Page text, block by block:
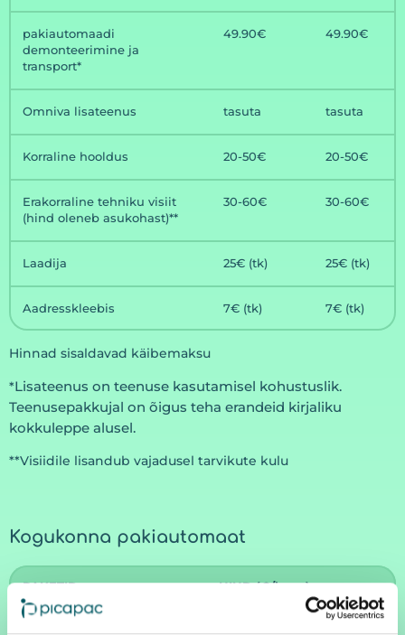
pakiautomaadi
demonteerimine ja
transport*
49.90€ 49.90€
Omniva lisateenus tasuta tasuta
Korraline hooldus 20-50€ 20-50€
Erakorraline tehniku visiit
(hind oleneb asukohast)**
30-60€ 30-60€
Laadija 25€ (tk) 25€ (tk)
Aadresskleebis 7€ (tk) 7€ (tk)
Hinnad sisaldavad käibemaksu
*Lisateenus on teenuse kasutamisel kohustuslik.
Teenusepakkujal on õigus teha erandeid kirjaliku
kokkuleppe alusel.
**Visiidile lisandub vajadusel tarvikute kulu
Kogukonna pakiautomaat
PAKETID HIND (€/kuus)
Kasutaja pakett 1 €